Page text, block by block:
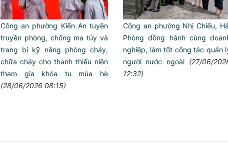
Công an phường Kiến An tuyên
truyền phòng, chống ma túy và
trang bị kỹ năng phòng cháy,
chữa cháy cho thanh thiếu niên
tham gia khóa tu mùa hè
(28/06/2026 08:15)
Công an phường Nhị Chiểu,
Phòng đồng hành cùng
nghiệp, làm tốt công tác quản
người nước ngoài
(27/06/
12:32)